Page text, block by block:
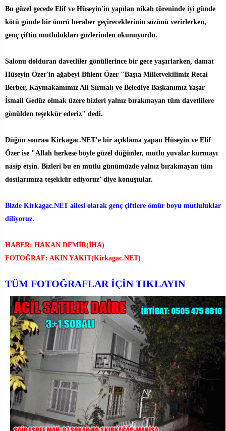
Bu güzel gecede Elif ve Hüseyin'in yapılan nikah töreninde iyi günde
kötü günde bir ömrü beraber geçireceklerinin sözünü verirlerken,
genç çiftin mutlulukları gözlerinden okunuyordu.
Salonu dolduran davetliler gönüllerince bir gece yaşarlarken, damat
Hüseyin Özer'in ağabeyi Bülent Özer "Başta Milletvekilimiz Recai
Berber, Kaymakamımız Ali Sırmalı ve Belediye Başkanımız Yaşar
İsmail Gedüz olmak üzere bizleri yalnız bırakmayan tüm davetlilere
gönülden teşekkür ederiz" dedi.
Düğün sonrası Kirkagac.NET’e bir açıklama yapan Hüseyin ve Elif
Özer ise "Allah herkese böyle güzel düğünler, mutlu yuvalar kurmayı
nasip etsin. Bizleri bu en mutlu günümüzde yalnız bırakmayan tüm
dostlarımıza teşekkür ediyoruz"diye konuştular.
Bizde Kirkagac.NET ailesi olarak genç çiftlere ömür boyu mutluluklar
diliyoruz.
HABER: HAKAN DEMİR(İHA)
FOTOĞRAF: AKIN YAKIT(Kirkagac.NET)
TÜM FOTOĞRAFLAR İÇİN TIKLAYIN